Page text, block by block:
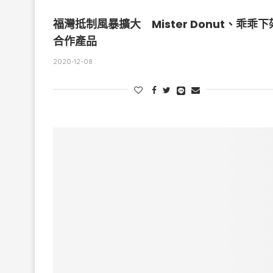
福灣抵制風暴擴大 Mister Donut、乖乖下
合作產品
2020-12-08